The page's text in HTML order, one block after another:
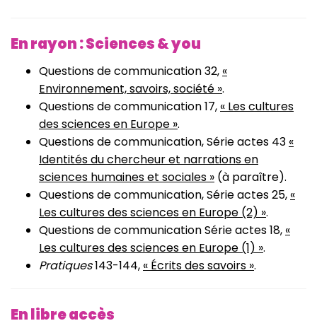
En rayon : Sciences & you
Questions de communication 32, «
Environnement, savoirs, société ».
Questions de communication 17, « Les cultures
des sciences en Europe ».
Questions de communication, Série actes 43 «
Identités du chercheur et narrations en
sciences humaines et sociales » (à paraître).
Questions de communication, Série actes 25, «
Les cultures des sciences en Europe (2) ».
Questions de communication Série actes 18, «
Les cultures des sciences en Europe (1) ».
Pratiques143-144, « Écrits des savoirs ».
En libre accès